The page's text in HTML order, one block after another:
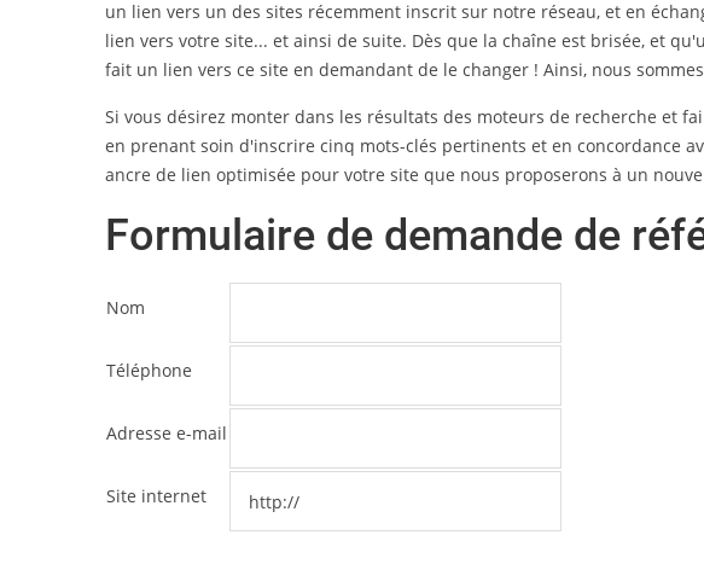
un lien vers un des sites récemment inscrit sur notre réseau, et en
lien vers votre site... et ainsi de suite. Dès que la chaîne est brisée, et
fait un lien vers ce site en demandant de le changer ! Ainsi, nous
Si vous désirez monter dans les résultats des moteurs de recherche et
en prenant soin d'inscrire cinq mots-clés pertinents et en concordance
ancre de lien optimisée pour votre site que nous proposerons à un
Formulaire de demande de
Nom
Téléphone
Adresse e-mail
Site internet